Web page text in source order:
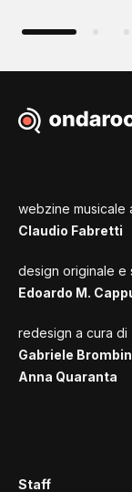
webzine musicale
Claudio Fabretti
design originale e
Edoardo M.
redesign a cura di
Gabriele Brombin
Anna Quaranta
Staff